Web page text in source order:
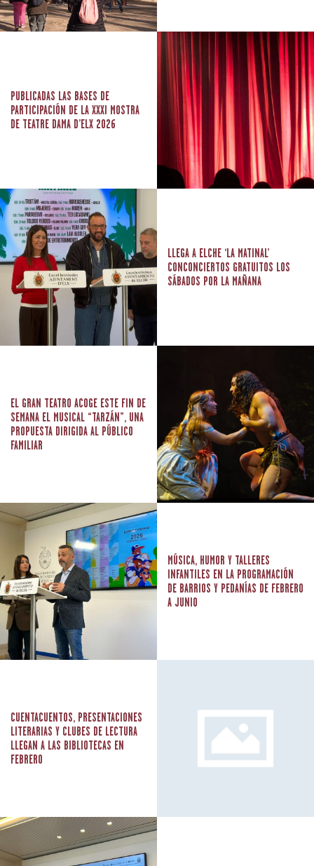
PUBLICADAS LAS BASES DE
PARTICIPACIÓN DE LA XXXI MOSTRA
DE TEATRE DAMA D’ELX 2026
LLEGA A ELCHE ‘LA MATINAL’
CONCONCIERTOS GRATUITOS LOS
SÁBADOS POR LA MAÑANA
EL GRAN TEATRO ACOGE ESTE FIN DE
SEMANA EL MUSICAL “TARZÁN”, UNA
PROPUESTA DIRIGIDA AL PÚBLICO
FAMILIAR
MÚSICA, HUMOR Y TALLERES
INFANTILES EN LA PROGRAMACIÓN
DE BARRIOS Y PEDANÍAS DE FEBRERO
A JUNIO
CUENTACUENTOS, PRESENTACIONES
LITERARIAS Y CLUBES DE LECTURA
LLEGAN A LAS BIBLIOTECAS EN
FEBRERO